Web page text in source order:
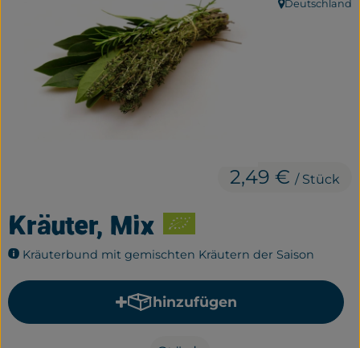
Bäckerei
Haltbares
Geplante Kisten
Über uns
Kräuter, Mix
Kräuterbund mit gemischten Kräutern der Saison
2,49 € / Stück
, Herkunft:
Deutschland
hinzufügen
Produkt zum Warenkorb